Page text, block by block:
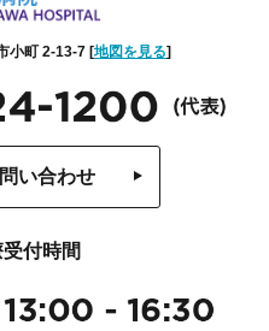
小町 2-13-7 [地図を見る]
い合わせ
付時間